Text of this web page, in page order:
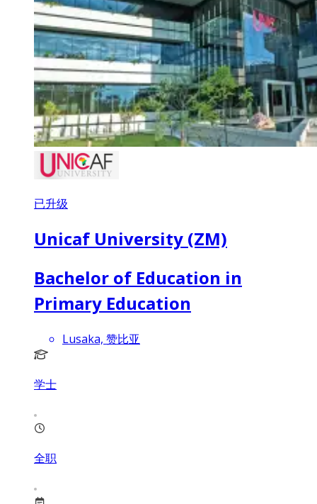
已升级
Unicaf University (ZM)
Bachelor of Education in
Primary Education
Lusaka, 赞比亚
学士
全职